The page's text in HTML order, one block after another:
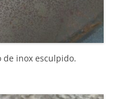
de inox esculpido.